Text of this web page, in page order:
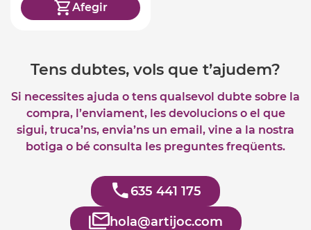
Afegir
Tens dubtes, vols que t’ajudem?
Si necessites ajuda o tens qualsevol dubte sobre la
compra, l’enviament, les devolucions o el que
sigui, truca’ns, envia’ns un email, vine a la nostra
botiga o bé consulta les preguntes freqüents.
635 441 175
hola@artijoc.com